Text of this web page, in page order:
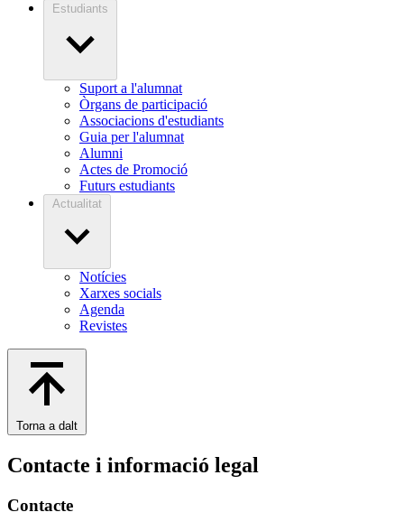
Estudiants
Suport a l'alumnat
Òrgans de participació
Associacions d'estudiants
Guia per l'alumnat
Alumni
Actes de Promoció
Futurs estudiants
Actualitat
Notícies
Xarxes socials
Agenda
Revistes
Torna a dalt
Contacte i informació legal
Contacte